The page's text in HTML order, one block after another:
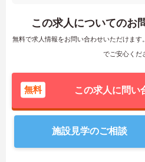
この求人についてのお
無料で求人情報をお問い合わせいただけま
でご安心くだ
無料 この求人に問い
施設見学のご相談